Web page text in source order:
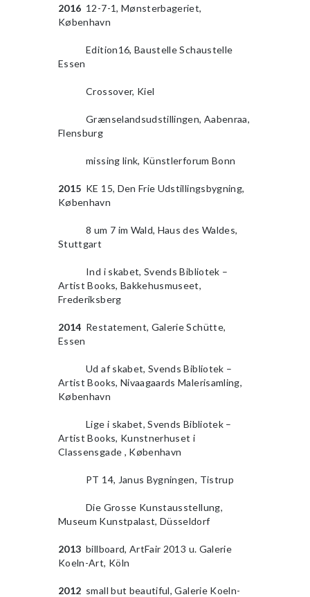
2016 12-7-1, Mønsterbageriet,
København
Edition16, Baustelle Schaustelle
Essen
Crossover, Kiel
Grænselandsudstillingen, Aabenraa,
Flensburg
missing link, Künstlerforum Bonn
2015 KE 15, Den Frie Udstillingsbygning,
København
8 um 7 im Wald, Haus des Waldes,
Stuttgart
Ind i skabet, Svends Bibliotek –
Artist Books, Bakkehusmuseet,
Frederiksberg
2014 Restatement, Galerie Schütte,
Essen
Ud af skabet, Svends Bibliotek –
Artist Books, Nivaagaards Malerisamling,
København
Lige i skabet, Svends Bibliotek –
Artist Books, Kunstnerhuset i
Classensgade , København
PT 14, Janus Bygningen, Tistrup
Die Grosse Kunstausstellung,
Museum Kunstpalast, Düsseldorf
2013 billboard, ArtFair 2013 u. Galerie
Koeln-Art, Köln
2012 small but beautiful, Galerie Koeln-